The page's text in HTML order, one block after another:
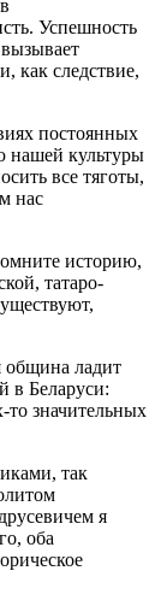
Успешность
как следствие,
постоянных
нашей культуры
все тяготы,
нас
историю,
татаро-
община ладит
в Беларуси:
значительных
так
я
оба